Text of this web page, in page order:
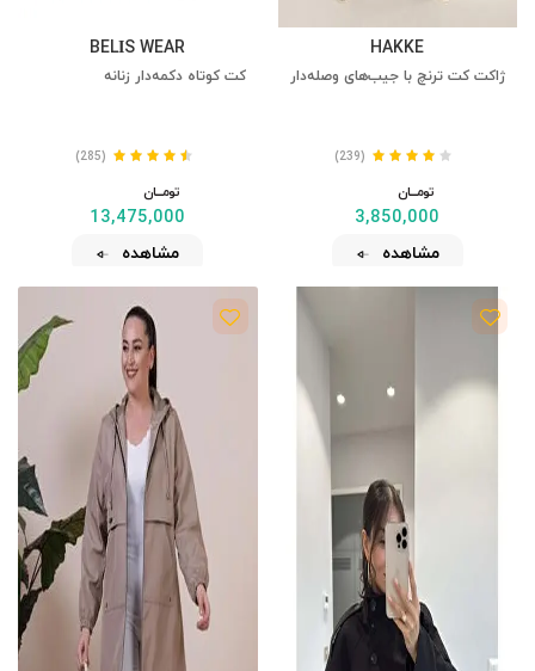
HAKKE
ژاکت کت ترنچ با جیب‌های وصله‌دار
(239)
تومــــــان
3,850,000
مشاهده
BELİS WEAR
کت کوتاه دکمه‌دار زنانه
(285)
تومــــــان
13,475,000
مشاهده